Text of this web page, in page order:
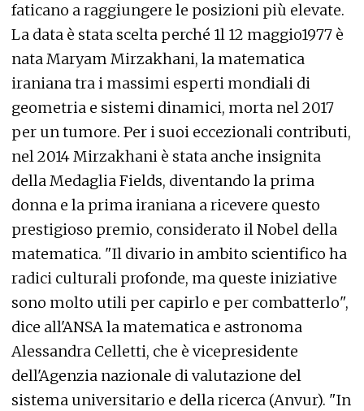
faticano a raggiungere le posizioni più elevate.
La data è stata scelta perché 1l 12 maggio1977 è
nata Maryam Mirzakhani, la matematica
iraniana tra i massimi esperti mondiali di
geometria e sistemi dinamici, morta nel 2017
per un tumore. Per i suoi eccezionali contributi,
nel 2014 Mirzakhani è stata anche insignita
della Medaglia Fields, diventando la prima
donna e la prima iraniana a ricevere questo
prestigioso premio, considerato il Nobel della
matematica. "Il divario in ambito scientifico ha
radici culturali profonde, ma queste iniziative
sono molto utili per capirlo e per combatterlo",
dice all'ANSA la matematica e astronoma
Alessandra Celletti, che è vicepresidente
dell'Agenzia nazionale di valutazione del
sistema universitario e della ricerca (Anvur). "In